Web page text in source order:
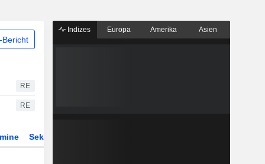
Bericht
RE
RE
Sektor
Indizes Europa Amerika Asien